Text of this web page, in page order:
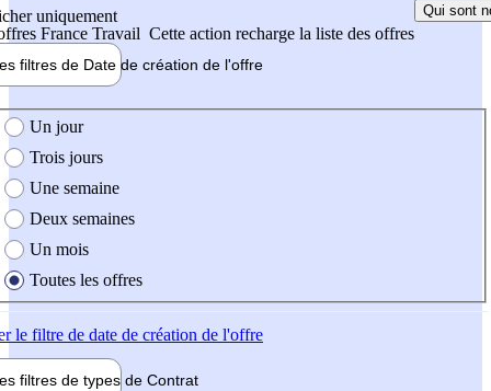
uniquement
France Travail Cette action recharge la liste des offres
Qui sont
filtres de Date de création de l'offre
création de l'offre
Un jour
Trois jours
Une semaine
Deux semaines
Un mois
Toutes les offres
le filtre de date de création de l'offre
filtres de types de Contrat